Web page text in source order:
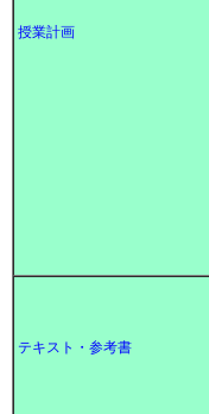
授業計画
テキスト・参考書